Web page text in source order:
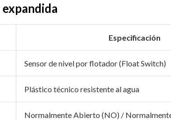
Especificación
Sensor de nivel por flotador (Float Switch)
Plástico técnico resistente al agua
Normalmente Abierto (NO) /